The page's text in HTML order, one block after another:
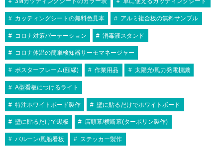
カッティングシートの無料色見本 アルミ複合板の無料サンプル
コロナ対策パーテーション 消毒液スタンド
コロナ体温の簡単検知器サーモマネージャー
ポスターフレーム(額縁) 作業用品 太陽光/風力発電標識
A型看板につけるライト
特注ホワイトボード製作 壁に貼るだけでホワイトボード
壁に貼るだけで黒板 店頭幕/横断幕(ターポリン製作)
バルーン/風船看板 ステッカー製作